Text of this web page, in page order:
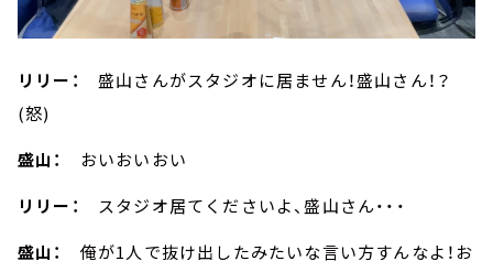
リリー： 盛山さんがスタジオに居ません！盛山さん！？
(怒)
盛山：
おいおいおい
リリー： スタジオ居てくださいよ、盛山さん・・・
盛山： 俺が1人で抜け出したみたいな言い方すんなよ！お